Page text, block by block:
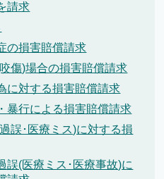
請求
の損害賠償請求
傷)場合の損害賠償請求
に対する損害賠償請求
暴行による損害賠償請求
誤･医療ミス)に対する損
誤(医療ミス･医療事故)に